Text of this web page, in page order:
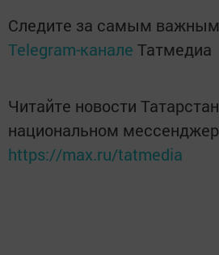
Следите за самым
Telegram-канале Татмедиа
Читайте новости
национальном
https://max.ru/tatmedia